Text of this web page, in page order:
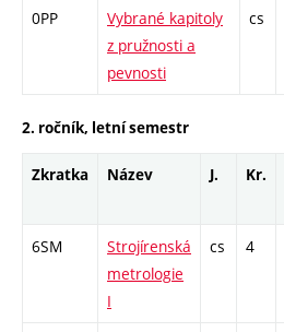
0PP
Vybrané kapitoly
z pružnosti a
pevnosti
cs
2. ročník, letní semestr
Zkratka Název J. Kr.
6SM
Strojírenská
metrologie
I
cs 4